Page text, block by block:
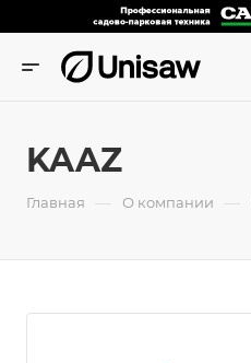
KAAZ
Главная — О компании —